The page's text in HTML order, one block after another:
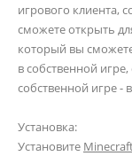
игрового клиента,
сможете открыть
который вы
в собственной
собственной игре -
Установка:
Установите